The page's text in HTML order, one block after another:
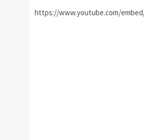
https://www.youtube.com/